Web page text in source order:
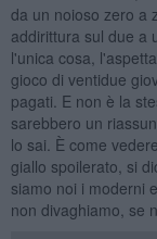
da un noioso zero a
addirittura sul due a
l'unica cosa,
gioco di ventidue
pagati. E non è la
sarebbero un
lo sai. È come
giallo spoilerato, si
siamo noi i moderni
non divaghiamo, se